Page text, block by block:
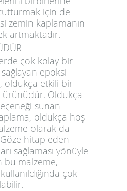
için de
zemin kaplamanın
artmaktadır.
çok kolay bir
epoksi
oldukça etkili bir
Oldukça
sunan
oldukça hoş
olarak da
hitap eden
sağlaması yönüyle
bu malzeme,
çok